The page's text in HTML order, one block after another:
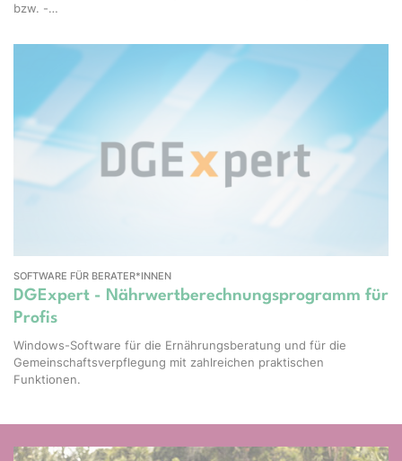
bzw. -…
SOFTWARE FÜR BERATER*INNEN
DGExpert - Nährwertberechnungsprogramm für
Profis
Windows-Software für die Ernährungsberatung und für die
Gemeinschaftsverpflegung mit zahlreichen praktischen
Funktionen.